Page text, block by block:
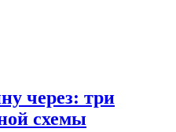
через: три
схемы